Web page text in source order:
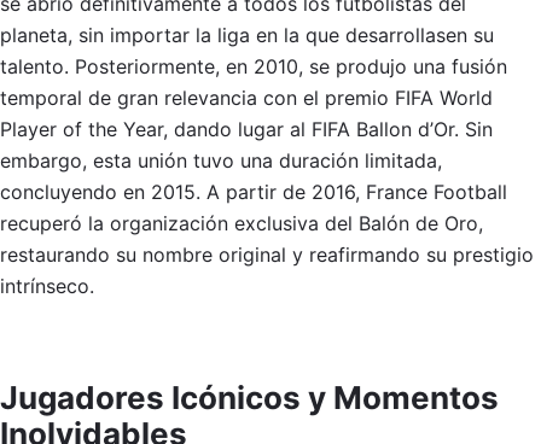
planeta, sin importar la liga en la que desarrollasen su
talento. Posteriormente, en 2010, se produjo una fusión
temporal de gran relevancia con el premio FIFA World
Player of the Year, dando lugar al FIFA Ballon d’Or. Sin
embargo, esta unión tuvo una duración limitada,
concluyendo en 2015. A partir de 2016, France Football
recuperó la organización exclusiva del Balón de Oro,
restaurando su nombre original y reafirmando su prestigio
intrínseco.
Jugadores Icónicos y Momentos
Inolvidables